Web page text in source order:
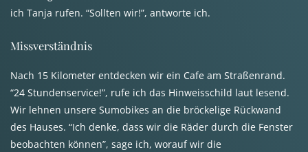
ich Tanja rufen. “Sollten wir!”, antworte ich.
Missverständnis
Nach 15 Kilometer entdecken wir ein Cafe am Straßenrand.
“24 Stundenservice!”, rufe ich das Hinweisschild laut lesend.
Wir lehnen unsere Sumobikes an die bröckelige Rückwand
des Hauses. “Ich denke, dass wir die Räder durch die Fenster
beobachten können”, sage ich, worauf wir die